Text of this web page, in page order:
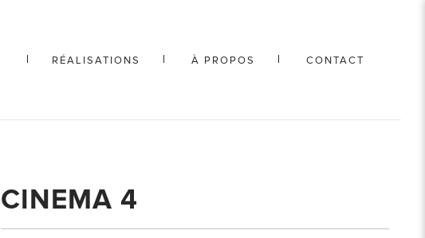
RÉALISATIONS À PROPOS CONTACT
CINEMA 4